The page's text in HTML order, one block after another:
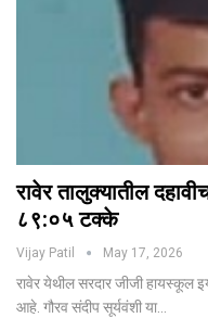
रावेर तालुक्यातील
८९:०५ टक्के
Vijay Patil May 17, 2026
रावेर येथील सरदार जीजी हायस्कूल
आहे. गौरव संदीप सूर्यवंशी या…